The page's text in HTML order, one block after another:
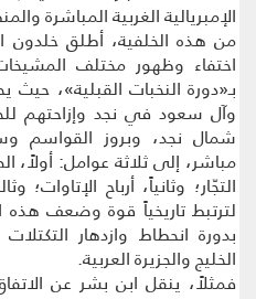
الإمبريالية الغربية المباشرة
من هذه الخلفية، أطلق خلدون
اختفاء وظهور مختلف
بـ«دورة النخبات القبلية»،
وآل سعود في نجد وإزاحتهم
شمال نجد، وبروز
مباشر، إلى ثلاثة عوامل:
التجّار؛ وثانياً، أرباح الإتاوات؛
لترتبط تاريخياً قوة وضعف هذه
بدورة انحطاط وازدهار
الخليج والجزيرة العربية.
فمثلاً، ينقل ابن بشر عن